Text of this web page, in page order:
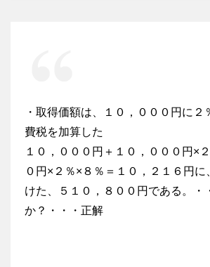
・取得価額は、１０，０００円に２
費税を加算した
１０，０００円＋１０，０００円×
０円×２％×８％＝１０，２１６円
けた、５１０，８００円である。・
か？・・・正解